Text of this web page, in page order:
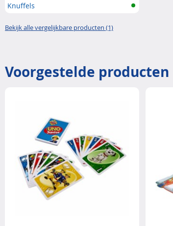
Knuffels
Bekijk alle vergelijkbare producten (1)
Voorgestelde producten